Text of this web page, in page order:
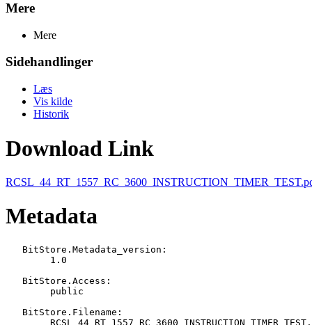
Mere
Mere
Sidehandlinger
Læs
Vis kilde
Historik
Download Link
Metadata
   BitStore.Metadata_version:
   BitStore.Access:
   BitStore.Filename: